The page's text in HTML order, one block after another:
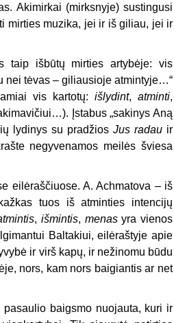
Akimirkai (mirksnyje) sustingusi
mirties muzika, jei ir iš giliau, jei ir
taip išbūtų mirties artybėje: vis
nei tėvas – giliausioje atmintyje…“
vis kartotų:išlydint,atminti,
Įstabus „sakinys Aną
lydinys su pradžios Jus radau ir
negyvenamos meilės šviesa
eilėraščiuose. A. Achmatova – iš
tuos iš atminties intencijų
, išmintis, menasyra vienos
Baltakiui, eilėraštyje apie
ir virš kapų, ir nežinomu būdu
nors, kam nors baigiantis ar net
baigsmo nuojauta, kuri ir